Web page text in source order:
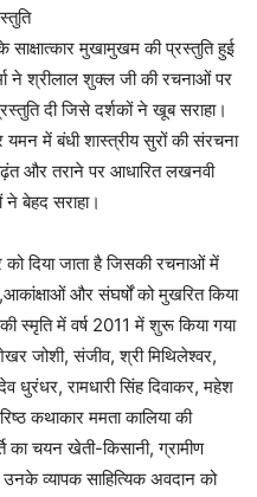
साक्षात्कार मुखामुखम की प्रस्तुति हुई
ने श्रीलाल शुक्ल जी की रचनाओं पर
दी जिसे दर्शकों ने खूब सराहा।
यमन में बंधी शास्त्रीय सुरों की संरचना
पढ़ंत और तराने पर आधारित लखनवी
बेहद सराहा।
को दिया जाता है जिसकी रचनाओं में
और संघर्षों को मुखरित किया
स्मृति में वर्ष 2011 में शुरू किया गया
जोशी, संजीव, श्री मिथिलेश्वर,
धुरंधर, रामधारी सिंह दिवाकर, महेश
कथाकार ममता कालिया की
का चयन खेती-किसानी, ग्रामीण
व्यापक साहित्यिक अवदान को